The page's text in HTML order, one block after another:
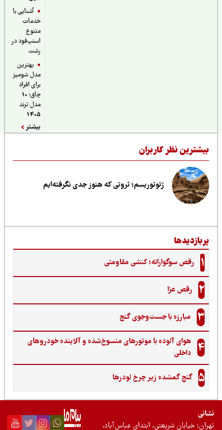
آشنایی با
خدمات
اسنپ‌فود در
بهترین
مدل شومیز
برای افراد
چاق؛ 10
مدل ترند
نظر کاربران
ژئوتوریسم؛ ثروتی که هنوز جدی نگرفته‌ایم
رقص سوگوارانه؛ کنشی مقاومتی
رقص عزا
مبارزه با جست‌وجوی گنج‌
هوای آلوده با موتورهای منسوخ‌شده و آلاینده خودروهای
داخلی
گنجِ گمشده زیر چرخ لودرها
خیابان شریعتی، ابتدای عباس‌آباد،